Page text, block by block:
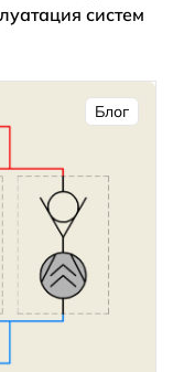
систем
Блог